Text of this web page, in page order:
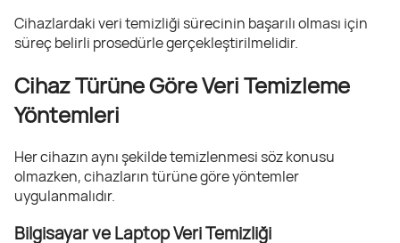
Cihazlardaki veri temizliği sürecinin başarılı olması için
süreç belirli prosedürle gerçekleştirilmelidir.
Cihaz Türüne Göre Veri Temizleme
Yöntemleri
Her cihazın aynı şekilde temizlenmesi söz konusu
olmazken, cihazların türüne göre yöntemler
uygulanmalıdır.
Bilgisayar ve Laptop Veri Temizliği